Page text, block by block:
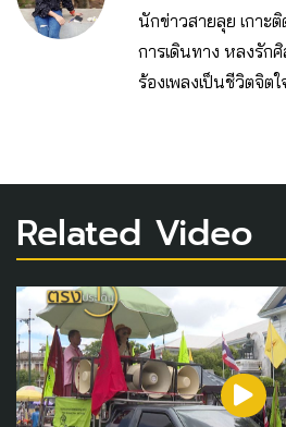
นักข่าวสายลุย เกาะ
การเดินทาง หลงรัก
ร้องเพลงเป็นชีวิตจิตใ
Related Video